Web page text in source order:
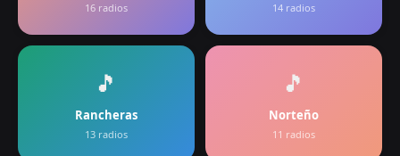
16 radios 14 radios
🎵
Rancheras
13 radios
🎵
Norteño
11 radios